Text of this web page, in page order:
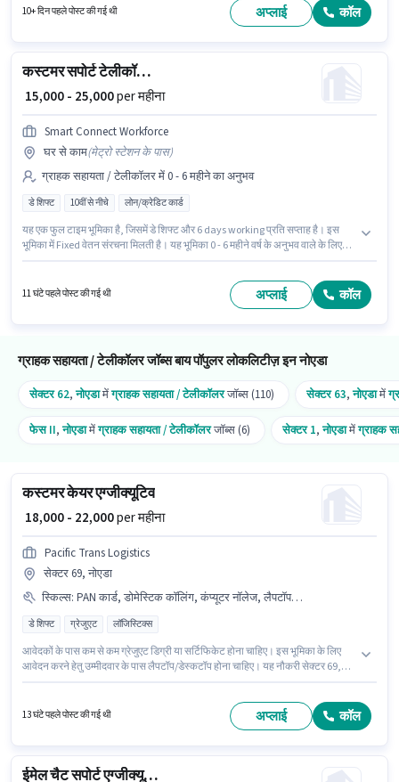
सर्टिफिकेट होना अनिवार्य है। यह भूमिका फुल टाइम की है, डे शिफ्ट के साथ और 6 days
10+ दिन पहले पोस्ट की गई थी अप्लाई कॉल
कस्टमर सपोर्ट टेलीकॉलिंग एग्जीक्यूटिव
₹ 15,000 - 25,000per महीना
Smart Connect Workforce
घर से काम(मेट्रो स्टेशन के पास)
ग्राहक सहायता / टेलीकॉलर में 0 - 6 महीने का अनुभव
डे शिफ्ट 10वीं से नीचे लोन/क्रेडिट कार्ड
यह एक फुल टाइम भूमिका है, जिसमें डे शिफ्ट और 6 days working प्रति सप्ताह है। इस
भूमिका में Fixed वेतन संरचना मिलती है। यह भूमिका 0 - 6 महीने वर्ष के अनुभव वाले के लिए
Workforce में ग्राहक सहायता / टेलीकॉलर श्रेणी में टेली कॉलिंग एग्जीक्यूटिव के रूप में जुड़ें।
11 घंटे पहले पोस्ट की गई थी अप्लाई कॉल
ग्राहक सहायता / टेलीकॉलर जॉब्स बाय पॉपुलर लोकलिटीज़ इन नोएडा
सेक्टर 62,नोएडामेंग्राहक सहायता / टेलीकॉलरजॉब्स (110) सेक्टर 63,नोएडामें
फेस II,नोएडामेंग्राहक सहायता / टेलीकॉलरजॉब्स (6) सेक्टर 1,नोएडामेंग्राहक
कस्टमर केयर एग्जीक्यूटिव
₹ 18,000 - 22,000per महीना
Pacific Trans Logistics
सेक्टर 69, नोएडा
स्किल्स: PAN कार्ड, डोमेस्टिक कॉलिंग, कंप्यूटर नॉलेज, लैपटॉप/डेस्कटॉप, क्वेरी रेसोल्युशन, आधार कार्ड
डे शिफ्ट ग्रेजुएट लॉजिस्टिक्स
आवेदकों के पास कम से कम ग्रेजुएट डिग्री या सर्टिफिकेट होना चाहिए। इस भूमिका के लिए
आवेदन करने हेतु उम्मीदवार के पास लैपटॉप/डेस्कटॉप होना चाहिए। यह नौकरी सेक्टर 69,
को वरीयता दी जाएगी।
13 घंटे पहले पोस्ट की गई थी अप्लाई कॉल
ईमेल चैट सपोर्ट एग्जीक्यूटिव